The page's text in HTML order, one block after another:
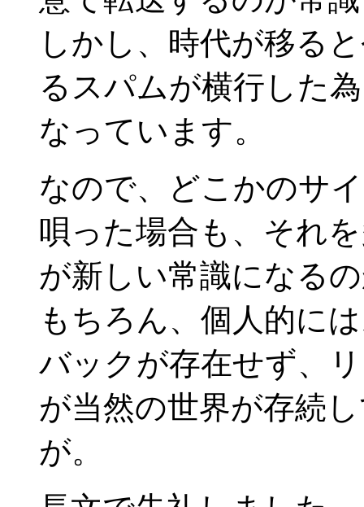
しかし、時代が移る
るスパムが横行した
なっています。
なので、どこかのサ
唄った場合も、それ
が新しい常識になる
もちろん、個人的に
バックが存在せず、
が当然の世界が存続
が。